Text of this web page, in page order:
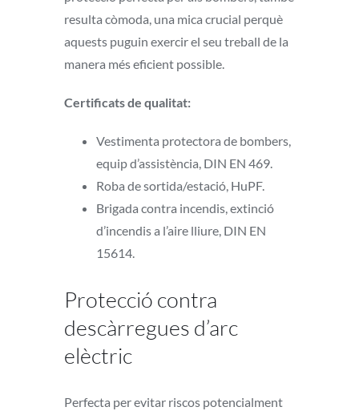
resulta còmoda, una mica crucial perquè
aquests puguin exercir el seu treball de la
manera més eficient possible.
Certificats de qualitat:
Vestimenta protectora de bombers,
equip d’assistència, DIN EN 469.
Roba de sortida/estació, HuPF.
Brigada contra incendis, extinció
d’incendis a l’aire lliure, DIN EN
15614.
Protecció contra
descàrregues d’arc
elèctric
Perfecta per evitar riscos potencialment